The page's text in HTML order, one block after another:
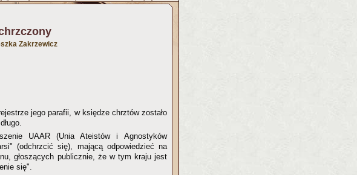
Zakrzewicz
jego parafii, w księdze chrztów zostało
UAAR (Unia Ateistów i Agnostyków
(odchrzcić się), mającą odpowiedzieć na
głoszących publicznie, że w tym kraju jest
się".